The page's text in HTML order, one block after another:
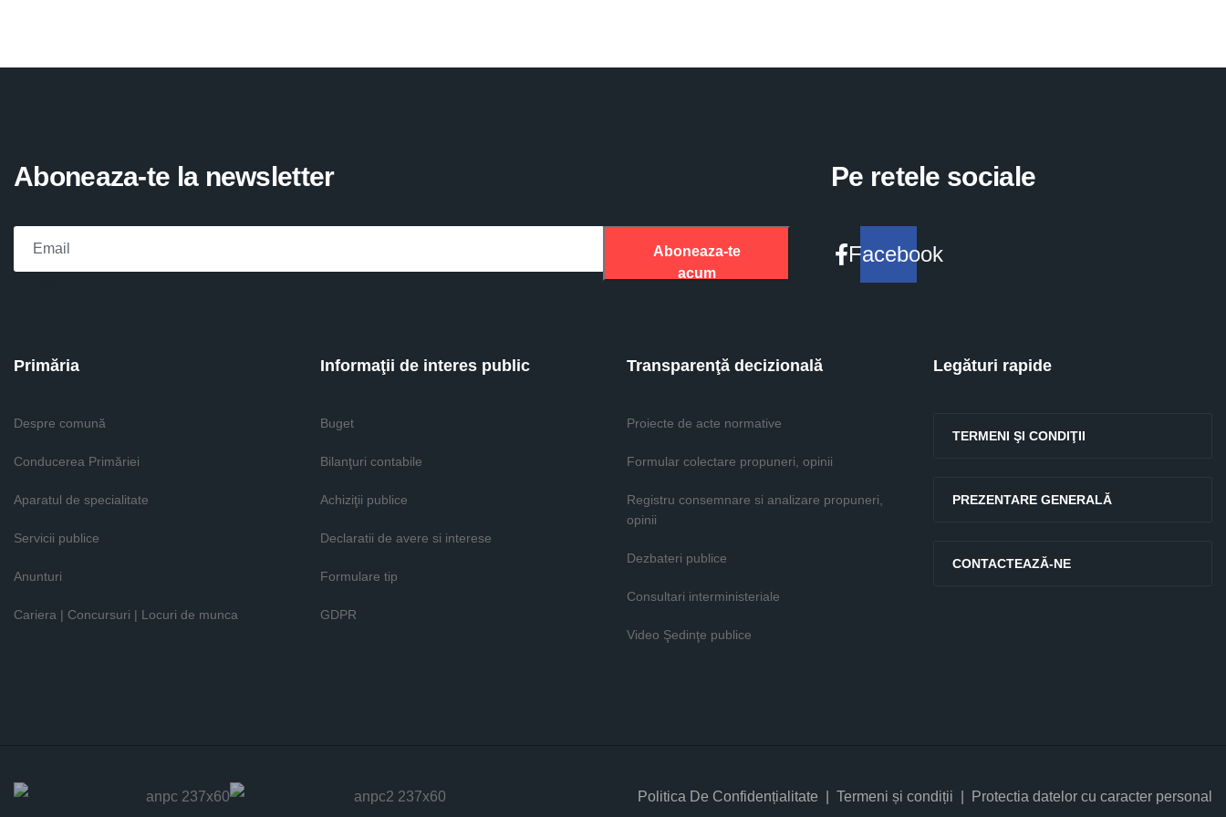
Aboneaza-te la newsletter
Aboneaza-te
acum
Pe retele sociale
Facebook
Primăria
Despre comună
Conducerea Primăriei
Aparatul de specialitate
Servicii publice
Anunturi
Cariera | Concursuri | Locuri de munca
Informaţii de interes public
Buget
Bilanţuri contabile
Achiziţii publice
Declaratii de avere si interese
Formulare tip
GDPR
Transparenţă decizională
Proiecte de acte normative
Formular colectare propuneri, opinii
Registru consemnare si analizare propuneri,
opinii
Dezbateri publice
Consultari interministeriale
Video Şedinţe publice
Legături rapide
TERMENI ŞI CONDIŢII
PREZENTARE GENERALĂ
CONTACTEAZĂ-NE
Politica De Confidențialitate Termeni și condiții Protectia datelor cu caracter personal